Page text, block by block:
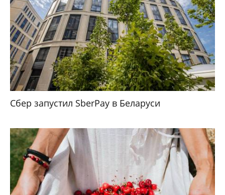
Сбер запустил SberPay в Беларуси